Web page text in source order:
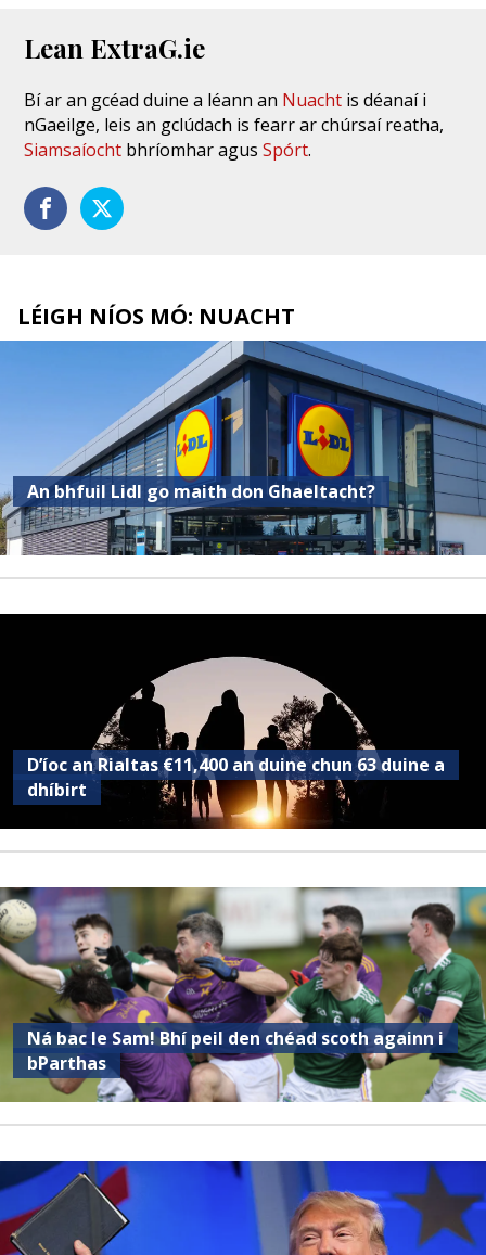
Lean ExtraG.ie
Bí ar an gcéad duine a léann an Nuacht is déanaí i
nGaeilge, leis an gclúdach is fearr ar chúrsaí reatha,
Siamsaíocht bhríomhar agusSpórt.
LÉIGH NÍOS MÓ: NUACHT
An bhfuil Lidl go maith don Ghaeltacht?
D’íoc an Rialtas €11,400 an duine chun 63 duine a
dhíbirt
Ná bac le Sam! Bhí peil den chéad scoth againn i
bParthas